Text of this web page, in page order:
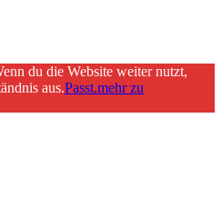
du die Website weiter nutzt,
aus.Passt.mehr zu